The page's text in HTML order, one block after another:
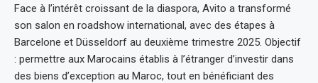
Face à l’intérêt croissant de la diaspora, Avito a transformé
son salon en roadshow international, avec des étapes à
Barcelone et Düsseldorf au deuxième trimestre 2025. Objectif
: permettre aux Marocains établis à l’étranger d’investir dans
des biens d’exception au Maroc, tout en bénéficiant des